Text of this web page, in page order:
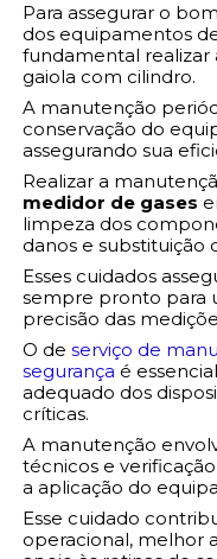
Para assegurar o
dos equipamentos
fundamental realizar
gaiola com cilindro.
A manutenção
conservação do
assegurando sua
Realizar a
medidor de gases
limpeza dos
danos e substituição
Esses cuidados
sempre pronto para
precisão das
O deserviço de
segurança é
adequado dos
críticas.
A manutenção
técnicos e
a aplicação do
Esse cuidado
operacional, melhor